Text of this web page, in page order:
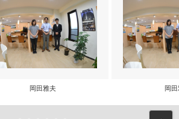
岡田雅夫 岡